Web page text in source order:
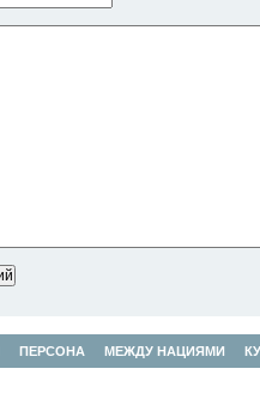
ПЕРСОНА МЕЖДУ НАЦИЯМИ